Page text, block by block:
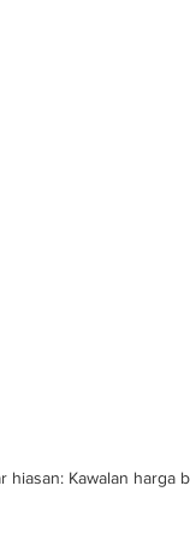
hiasan: Kawalan harga